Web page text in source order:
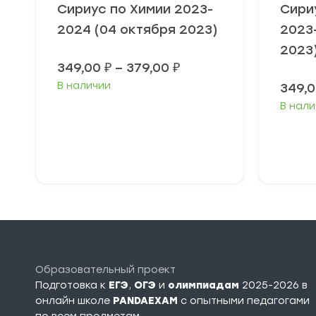
Сириус по Химии 2023-
2024 (04 октября 2023)
349,00 ₽ – 379,00 ₽Диапазон
В наличии
В
Образовательный проект
Подготовка к ЕГЭ, ОГЭ и олимпиадам 2025-2026 в
онлайн школе PANDAEXAM c опытными педагогами